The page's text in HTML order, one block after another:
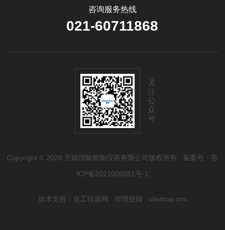
咨询服务热线
021-60711868
关
注
公
众
号
Copyright © 2026 无锡璟能智能仪器有限公司版权所有 备案号：苏
ICP备2021005651号-1
技术支持： 化工仪器网 管理登陆 sitemap.xml